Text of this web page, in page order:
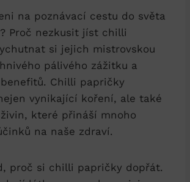
na poznávací cestu do světa
Proč nezkusit jíst chilli
si jejich mistrovskou
pálivého zážitku a
Chilli papričky
vynikající koření, ale také
které přináší mnoho
na naše zdraví.
proč si chilli papričky dopřát.